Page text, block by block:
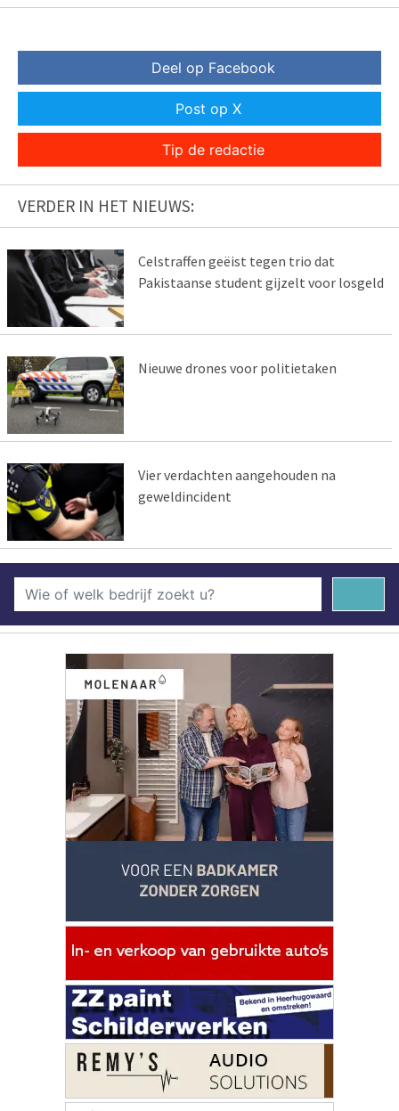
Deel op Facebook
Post op X
Tip de redactie
VERDER IN HET NIEUWS:
Celstraffen geëist tegen trio dat
Pakistaanse student gijzelt voor losgeld
Nieuwe drones voor politietaken
Vier verdachten aangehouden na
geweldincident